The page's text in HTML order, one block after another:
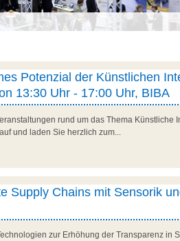
Potenzial der Künstlichen
13:30 Uhr - 17:00 Uhr, BIBA
rund um das Thema Künstliche
und laden Sie herzlich zum...
Supply Chains mit Sensorik
zur Erhöhung der Transparenz in